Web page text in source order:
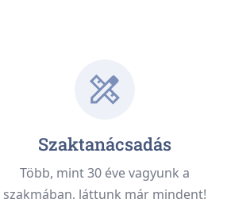
Szaktanácsadás
Több, mint 30 éve vagyunk a
szakmában, láttunk már mindent!